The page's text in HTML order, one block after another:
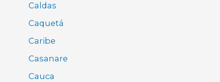
Caldas
Caquetá
Caribe
Casanare
Cauca